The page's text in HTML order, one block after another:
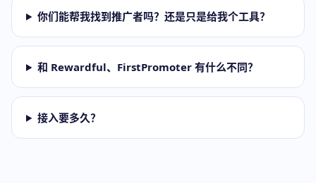
你们能帮我找到推广者吗？还是只是给我个工具？
和 Rewardful、FirstPromoter 有什么不同？
接入要多久？